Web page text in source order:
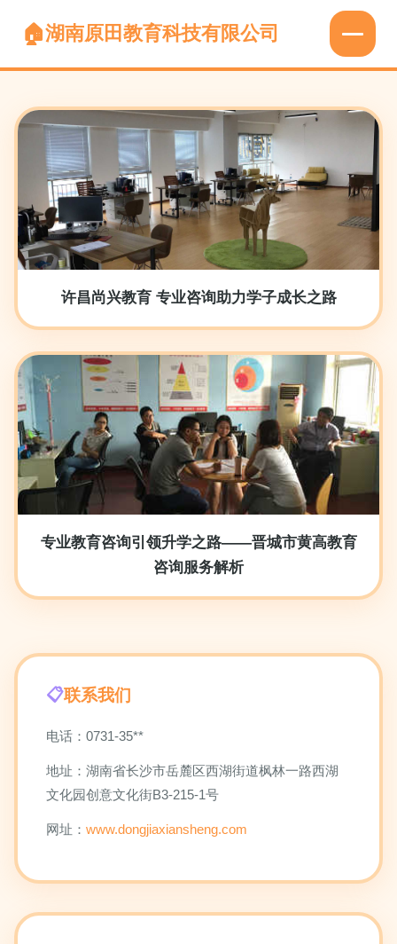
湖南原田教育科技有限公司
许昌尚兴教育 专业咨询助力学子成长之路
专业教育咨询引领升学之路——晋城市黄高教育
咨询服务解析
联系我们
电话：0731-35**
地址：湖南省长沙市岳麓区西湖街道枫林一路西湖
文化园创意文化街B3-215-1号
网址： www.dongjiaxiansheng.com